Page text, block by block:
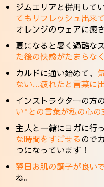
ジムエリアと併用して
てもリフレッシュ出来
オレンジのウェアに癒
夏になると暑く過酷な
た後の快感がたまらな
カルドに通い始めて、
ない…疲れたと言葉に
インストラクターの方の
い"との言葉が私の心の
主人と一緒にヨガに行
な時間をすごせるので
つになっています！
翌日お肌の調子が良い
ね。